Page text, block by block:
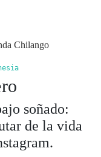
Chilango
soñado:
de la vida